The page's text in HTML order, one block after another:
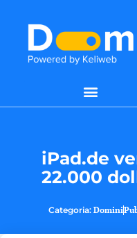
iPad.de
22.000
Categoria: Domini